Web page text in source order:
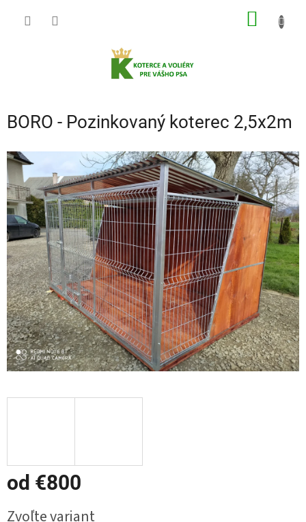
BORO - Pozinkovaný koterec 2,5x2m
od €800
cena:
Zvoľte variant